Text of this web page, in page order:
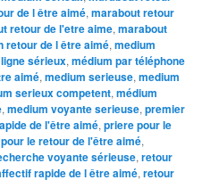
de l être aimé,marabout retour
retour de l'etre aime,marabout
retour de l être aimé,medium
sérieux,médium par téléphone
aimé,medium serieuse,medium
serieux competent,médium
,medium voyante serieuse,premier
de l'être aimé,priere pour le
le retour de l'être aimé,
voyante sérieuse,retour
rapide de l être aimé,retour